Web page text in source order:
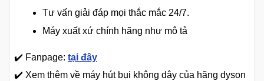
Tư vấn giải đáp mọi thắc mắc 24/7.
Máy xuất xứ chính hãng như mô tả
✔️ Fanpage: tại đây
✔️ Xem thêm về máy hút bụi không dây của hãng dyson